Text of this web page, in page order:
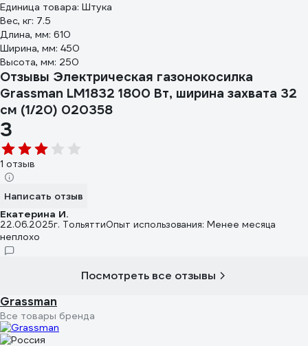
Единица товара: Штука
Вес, кг: 7.5
Длина, мм: 610
Ширина, мм: 450
Высота, мм: 250
Отзывы Электрическая газонокосилка
Grassman LM1832 1800 Вт, ширина захвата 32
см (1/20) 020358
3
1 отзыв
Написать отзыв
Екатерина И.
22.06.2025г. ТольяттиОпыт использования: Менее месяца
неплохо
Посмотреть все отзывы
Grassman
Все товары бренда